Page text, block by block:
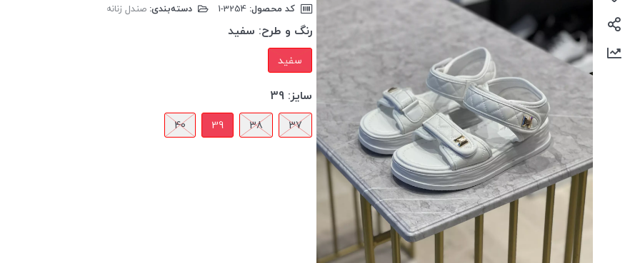
کد محصول: دسته‌بندی: صندل زنانه
رنگ و طرح: سفید
سفید
سایز: 39
37
38
39
40